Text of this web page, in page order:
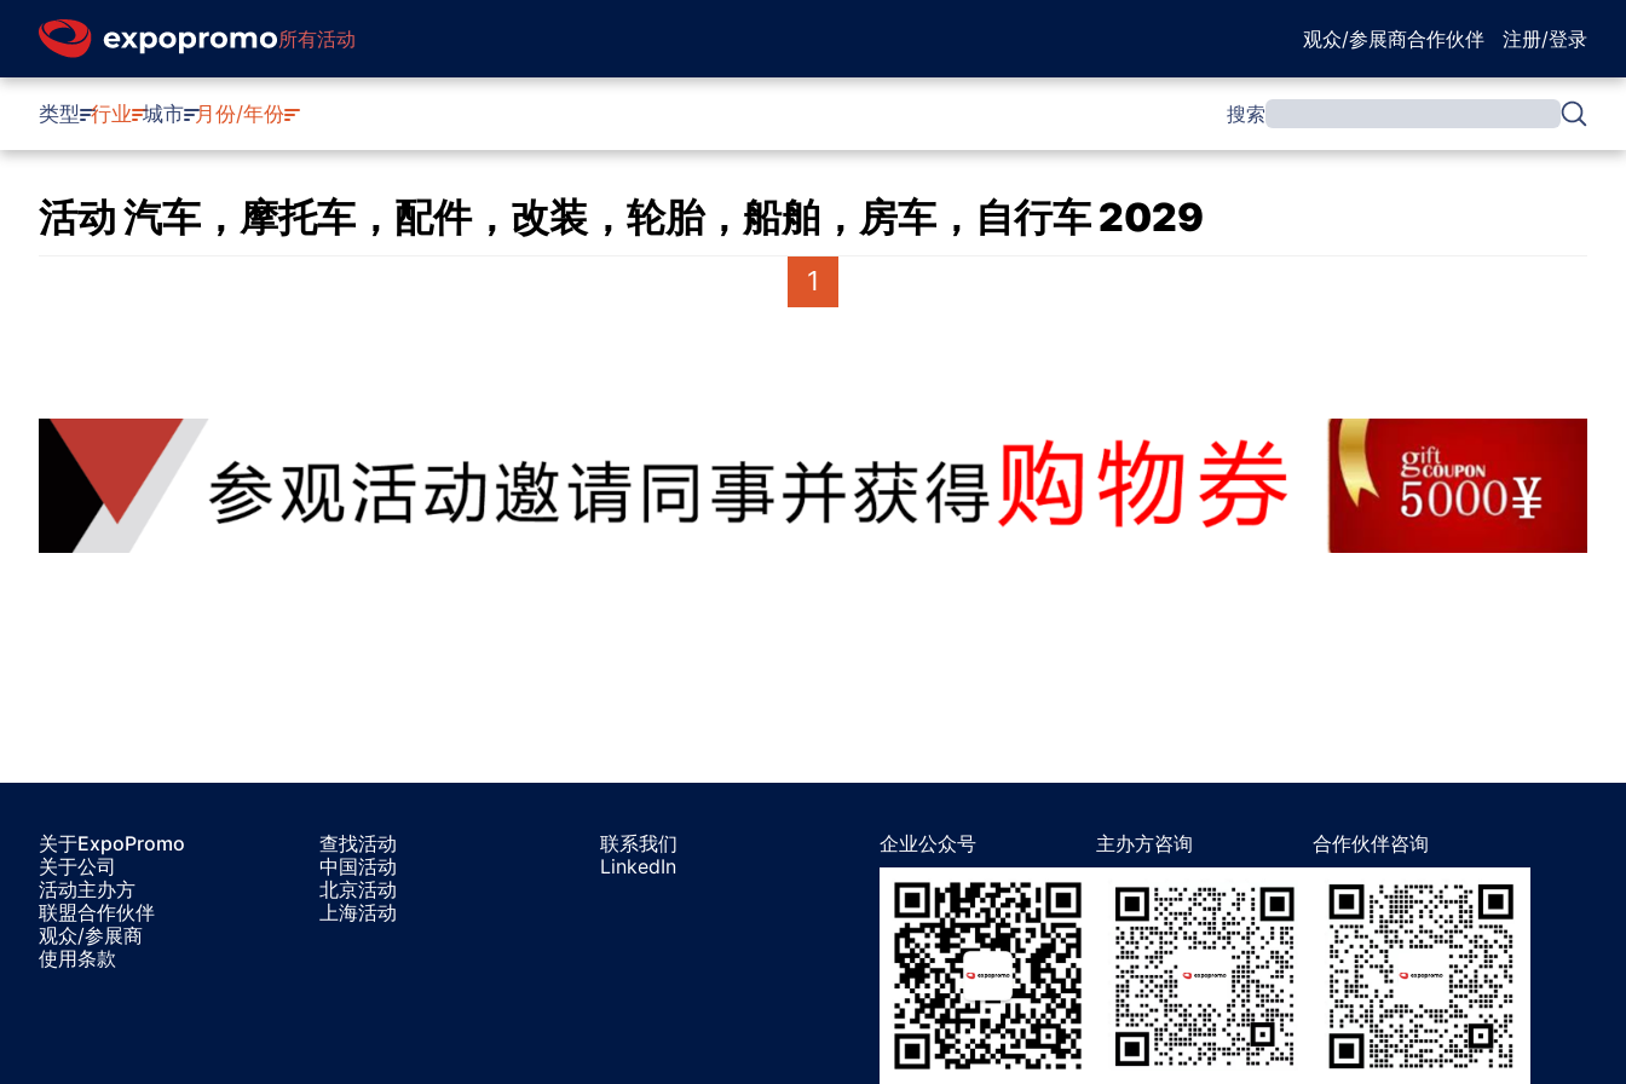
所有活动 观众/参展商合作伙伴 注册/登录
类型 行业 城市 月份/年份 搜索
活动 汽车，摩托车，配件，改装，轮胎，船舶，房车，自行车 2029
1
关于ExpoPromo
关于公司
活动主办方
联盟合作伙伴
观众/参展商
使用条款
查找活动
中国活动
北京活动
上海活动
联系我们
LinkedIn
企业公众号 主办方咨询 合作伙伴咨询